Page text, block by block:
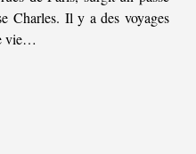
Charles. Il y a des voyages
vie…